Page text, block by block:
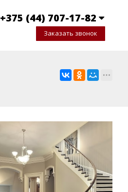
+375 (44) 707-17-82
Заказать звонок